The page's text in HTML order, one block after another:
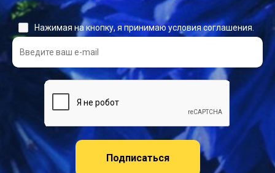
Подписаться
Нажимая на кнопку, я принимаю условия соглашения.